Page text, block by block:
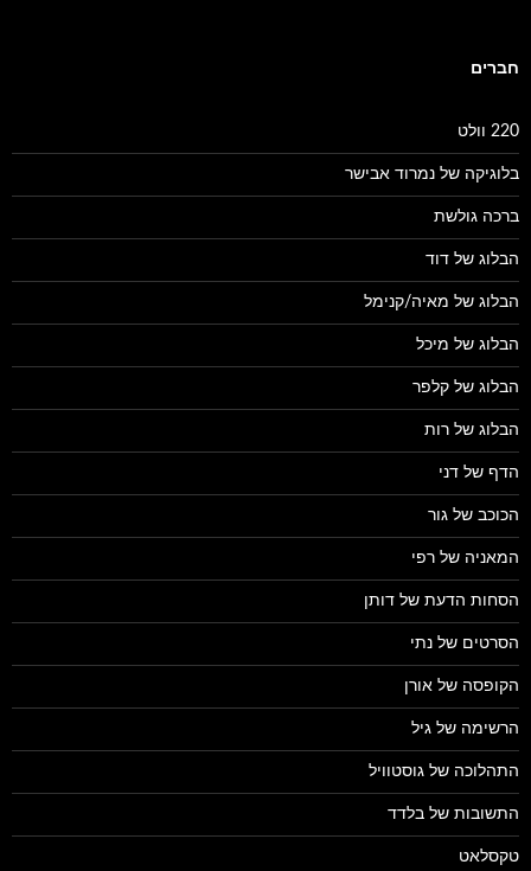
חברים
220 וולט
בלוגיקה של נמרוד אבישר
ברכה גולשת
הבלוג של דוד
הבלוג של מאיה/קנימל
הבלוג של מיכל
הבלוג של קלפר
הבלוג של רות
הדף של דני
הכוכב של גור
המאניה של רפי
הסחות הדעת של דותן
הסרטים של נתי
הקופסה של אורן
הרשימה של גיל
התהלוכה של גוסטוויל
התשובות של בלדד
טקסלאט